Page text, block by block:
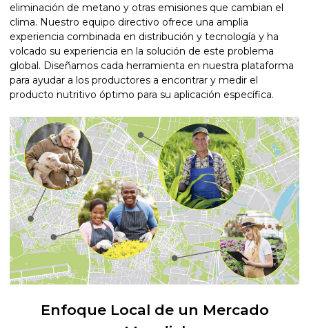
eliminación de metano y otras emisiones que cambian el
clima. Nuestro equipo directivo ofrece una amplia
experiencia combinada en distribución y tecnología y ha
volcado su experiencia en la solución de este problema
global. Diseñamos cada herramienta en nuestra plataforma
para ayudar a los productores a encontrar y medir el
producto nutritivo óptimo para su aplicación específica.
Enfoque Local de un Mercado